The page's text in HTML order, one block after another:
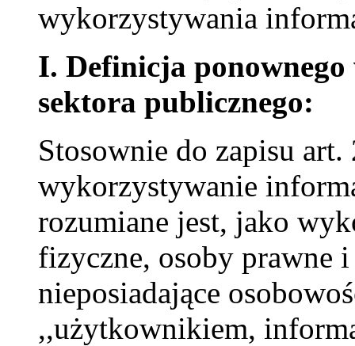
wykorzystywania
I. Definicja
sektora publicznego:
Stosownie do zapisu
wykorzystywanie
rozumiane jest, jako
fizyczne, osoby prawne
nieposiadające
,,użytkownikiem,